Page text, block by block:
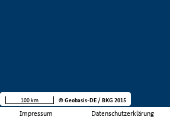
Impressum Datenschutzerklärung
100 km © Geobasis-DE / BKG 2015